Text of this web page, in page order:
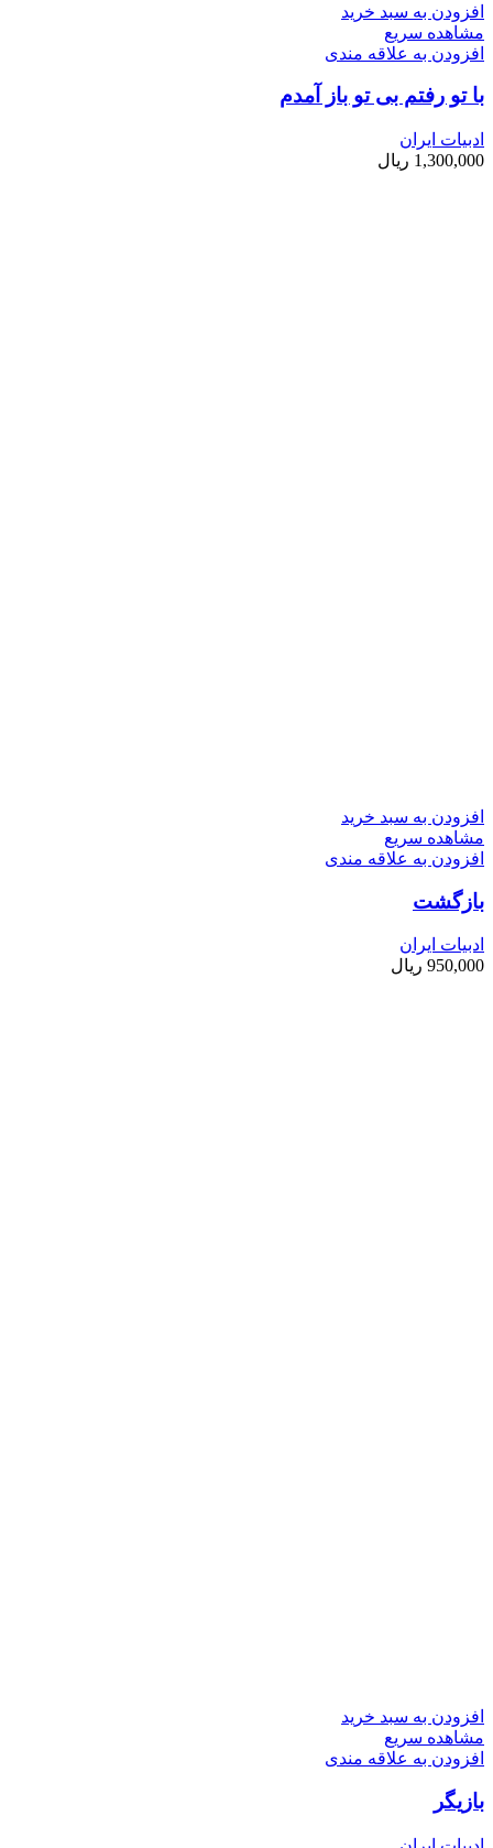
افزودن به سبد خرید
مشاهده سریع
افزودن به علاقه مندی
با تو رفتم بی ­تو باز آمدم
ادبیات ایران
1,300,000 ریال
افزودن به سبد خرید
مشاهده سریع
افزودن به علاقه مندی
بازگشت
ادبیات ایران
950,000 ریال
افزودن به سبد خرید
مشاهده سریع
افزودن به علاقه مندی
بازیگر